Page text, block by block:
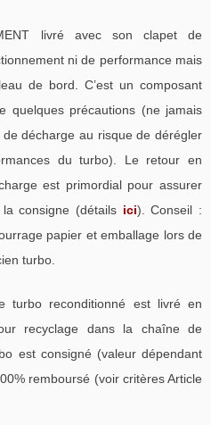
livré avec son clapet de
ni de performance mais
de bord. C’est un composant
quelques précautions (ne jamais
décharge au risque de dérégler
du turbo). Le retour en
est primordial pour assurer
consigne (détails ici). Conseil :
papier et emballage lors de
turbo.
turbo reconditionné est livré en
recyclage dans la chaîne de
est consigné (valeur dépendant
remboursé (voir critères Article